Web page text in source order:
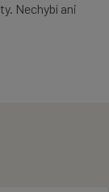
Nechybí ani